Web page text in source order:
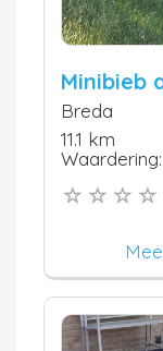
Minibieb
Breda
11.1 km
Waardering: